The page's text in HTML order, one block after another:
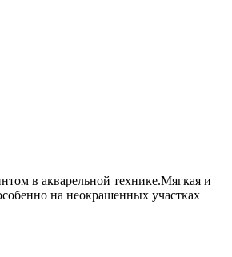
в акварельной технике.Мягкая и
на неокрашенных участках